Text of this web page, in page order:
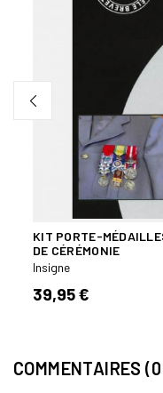
KIT PORTE-
DE CÉRÉMONIE
Insigne
39,95 €
COMMENTAIRES